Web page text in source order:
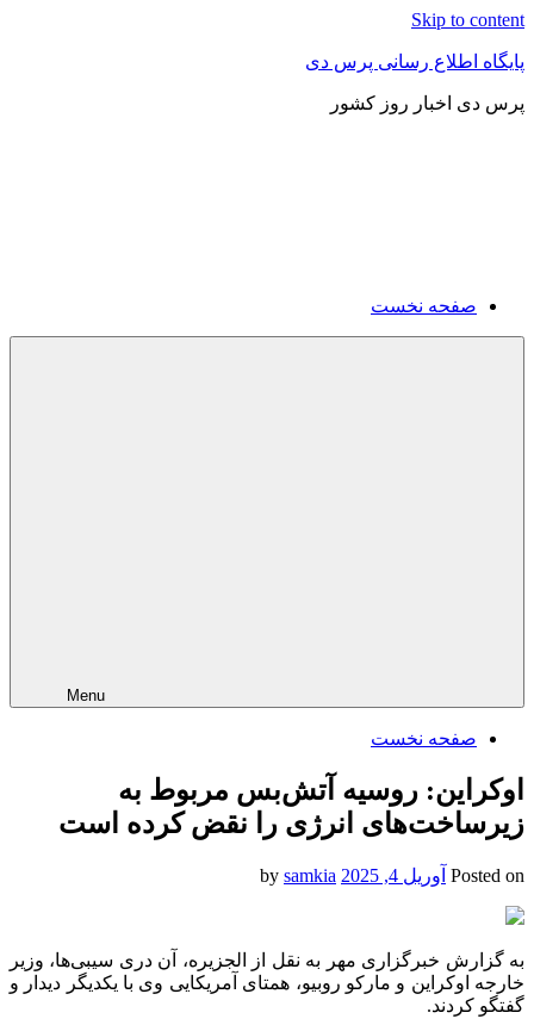
Skip to content
پایگاه اطلاع رسانی پرس دی
پرس دی اخبار روز کشور
صفحه نخست
Menu
صفحه نخست
اوکراین: روسیه آتش‌بس مربوط به
زیرساخت‌های انرژی را نقض کرده است
Posted on آوریل 4, 2025 samkia
به گزارش خبرگزاری مهر به نقل از الجزیره، آن دری سیبی‌ها، وزیر
خارجه اوکراین و مارکو روبیو، همتای آمریکایی وی با یکدیگر دیدار و
گفتگو کردند.